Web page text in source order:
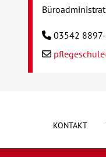
03542
KONTAKT